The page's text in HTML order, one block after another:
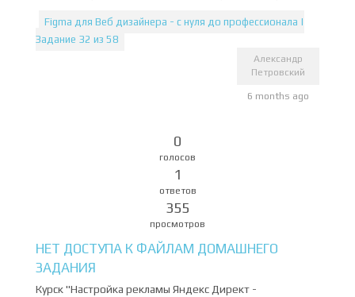
Figma для Веб дизайнера - с нуля до профессионала |
Задание 32 из 58
Александр
Петровский
6 months ago
0
голосов
1
ответов
355
просмотров
НЕТ ДОСТУПА К ФАЙЛАМ ДОМАШНЕГО
ЗАДАНИЯ
Курск "Настройка рекламы Яндекс Директ -